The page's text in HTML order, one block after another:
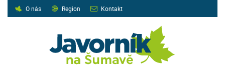
O nás Region Kontakt